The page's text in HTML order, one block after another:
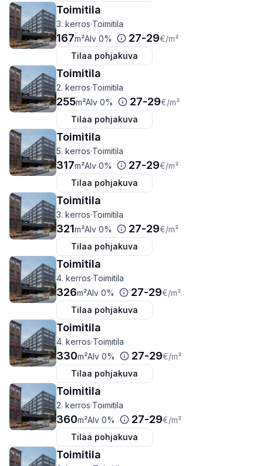
Toimitila
3. kerros·Toimitila
167m²Alv 0% 27-29€/m²
Tilaa pohjakuva
Toimitila
2. kerros·Toimitila
255m²Alv 0% 27-29€/m²
Tilaa pohjakuva
Toimitila
5. kerros·Toimitila
317m²Alv 0% 27-29€/m²
Tilaa pohjakuva
Toimitila
3. kerros·Toimitila
321m²Alv 0% 27-29€/m²
Tilaa pohjakuva
Toimitila
4. kerros·Toimitila
326m²Alv 0% 27-29€/m²
Tilaa pohjakuva
Toimitila
4. kerros·Toimitila
330m²Alv 0% 27-29€/m²
Tilaa pohjakuva
Toimitila
2. kerros·Toimitila
360m²Alv 0% 27-29€/m²
Tilaa pohjakuva
Toimitila